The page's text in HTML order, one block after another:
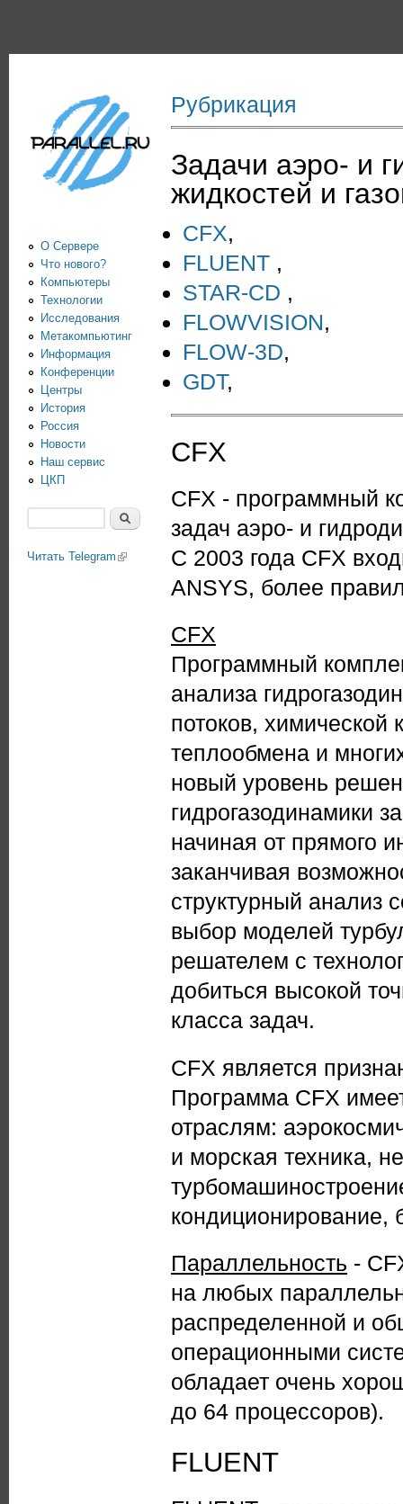
Информационно-
аналитический
центр по
параллельным
вычислениям
Рубрикация
Задачи аэро- и
жидкостей и
CFX,
FLUENT ,
STAR-CD ,
FLOWVISION,
FLOW-3D,
GDT,
CFX
CFX - программный
задач аэро- и
С 2003 года CFX
ANSYS, более
CFX
Программный
анализа
потоков, химической
теплообмена и
новый уровень
гидрогазодинамики
начиная от прямого
заканчивая
структурный анализ
выбор моделей
решателем с
добиться высокой
класса задач.
CFX является
Программа CFX
отраслям:
и морская техника,
кондиционирование,
Параллельность -
на любых
распределенной и
операционными
обладает очень
до 64 процессоров).
FLUENT
О Сервере
Что нового?
Компьютеры
Технологии
Исследования
Метакомпьютинг
Информация
Конференции
Центры
История
Россия
Новости
Наш сервис
ЦКП
Читать Telegram (link is external)